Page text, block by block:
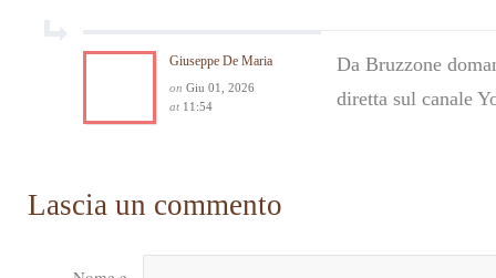
Giuseppe De Maria
on Giu 01, 2026
at 11:54
Da Bruzzone
diretta sul canale
Lascia un commento